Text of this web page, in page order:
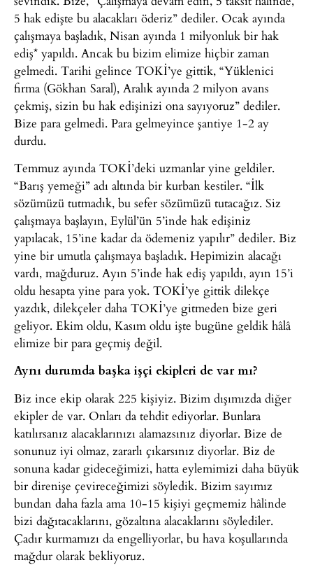
5 hak edişte bu alacakları öderiz” dediler. Ocak ayında
çalışmaya başladık, Nisan ayında 1 milyonluk bir hak
ediş* yapıldı. Ancak bu bizim elimize hiçbir zaman
gelmedi. Tarihi gelince TOKİ’ye gittik, “Yüklenici
firma (Gökhan Saral), Aralık ayında 2 milyon avans
çekmiş, sizin bu hak edişinizi ona sayıyoruz” dediler.
Bize para gelmedi. Para gelmeyince şantiye 1-2 ay
durdu.
Temmuz ayında TOKİ’deki uzmanlar yine geldiler.
“Barış yemeği” adı altında bir kurban kestiler. “İlk
sözümüzü tutmadık, bu sefer sözümüzü tutacağız. Siz
çalışmaya başlayın, Eylül’ün 5’inde hak edişiniz
yapılacak, 15’ine kadar da ödemeniz yapılır” dediler. Biz
yine bir umutla çalışmaya başladık. Hepimizin alacağı
vardı, mağduruz. Ayın 5’inde hak ediş yapıldı, ayın 15’i
oldu hesapta yine para yok. TOKİ’ye gittik dilekçe
yazdık, dilekçeler daha TOKİ’ye gitmeden bize geri
geliyor. Ekim oldu, Kasım oldu işte bugüne geldik hâlâ
elimize bir para geçmiş değil.
Aynı durumda başka işçi ekipleri de var mı?
Biz ince ekip olarak 225 kişiyiz. Bizim dışımızda diğer
ekipler de var. Onları da tehdit ediyorlar. Bunlara
katılırsanız alacaklarınızı alamazsınız diyorlar. Bize de
sonunuz iyi olmaz, zararlı çıkarsınız diyorlar. Biz de
sonuna kadar gideceğimizi, hatta eylemimizi daha büyük
bir direnişe çevireceğimizi söyledik. Bizim sayımız
bundan daha fazla ama 10-15 kişiyi geçmemiz hâlinde
bizi dağıtacaklarını, gözaltına alacaklarını söylediler.
Çadır kurmamızı da engelliyorlar, bu hava koşullarında
mağdur olarak bekliyoruz.